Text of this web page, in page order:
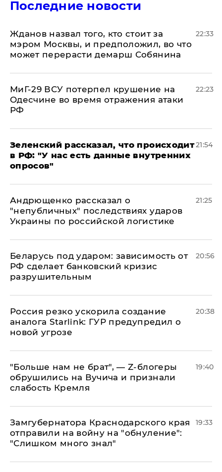
Последние новости
Жданов назвал того, кто стоит за
мэром Москвы, и предположил, во что
может перерасти демарш Собянина
22:33
МиГ-29 ВСУ потерпел крушение на
Одесчине во время отражения атаки
РФ
22:23
​Зеленский рассказал, что происходит
в РФ: "У нас есть данные внутренних
опросов"
21:54
Андрющенко рассказал о
"непубличных" последствиях ударов
Украины по российской логистике
21:25
Беларусь под ударом: зависимость от
РФ сделает банковский кризис
разрушительным
20:56
​Россия резко ускорила создание
аналога Starlink: ГУР предупредил о
новой угрозе
20:38
​"Больше нам не брат", — Z-блогеры
обрушились на Вучича и признали
слабость Кремля
19:40
Замгубернатора Краснодарского края
отправили на войну на "обнуление":
"Слишком много знал"
19:33